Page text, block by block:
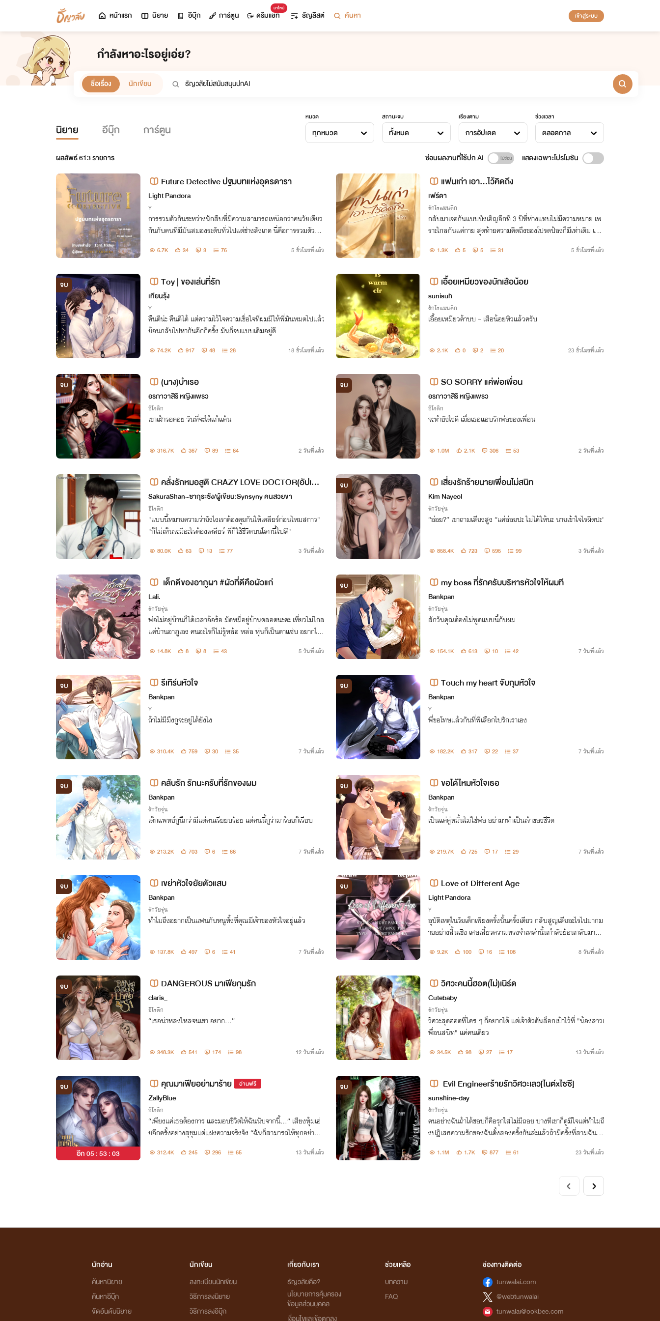
หน้าแรก นิยาย อีบุ๊ก การ์ตูน
มาใหม่
ดรีมแชท ธัญลิสต์ ค้นหา เข้าสู่ระบบ
กำลังหาอะไรอยู่เอ่ย?
ชื่อเรื่อง นักเขียน
นิยาย อีบุ๊ก การ์ตูน
หมวด
ทุกหมวด
สถานะจบ
ทั้งหมด
เรียงตาม
การอัปเดต
ช่วงเวลา
ตลอดกาล
ผลลัพธ์613รายการ ซ่อนผลงานที่ใช้ปก AI แสดงเฉพาะโปรโมชัน
Future Detective ปฐมบทแห่งอุดรดารา
Light Pandora
Y
การรวมตัวกันระหว่างนักสืบที่มีความสามารถเหนือกว่าคนวัยเดียว
กันกับคนที่มีมันสมองระดับทั่วไปแต่ช่างสังเกต นี่คือการรวมตัวกัน
6.7K 34 3 76 5 ชั่วโมงที่แล้ว
แฟนเก่า เอา...ไว้คิดถึง
เฟร์ดา
รักโรแมนติก
กลับมาเจอกันแบบบังเอิญอีกที 3 ปีที่ห่างแทบไม่มีความหมาย เพ
ราะไกลกันแค่กาย สุดท้ายความคิดถึงของโปรดป้องก็มีเท่าเดิม เพิ่ม
ไหมน่า พี่คิดถึง”
1.3K 5 5 31 5 ชั่วโมงที่แล้ว
จบ Toy | ของเล่นที่รัก
เทียนรุ้ง
Y
คืนดีน่ะ คืนดีได้ แต่ความไว้ใจความเชื่อใจที่ผมมีให้พี่มันหมดไปแล้ว
ย้อนกลับไปหากันอีกกี่ครั้ง มันก็จบแบบเดิมอยู่ดี
74.2K 917 48 28 18 ชั่วโมงที่แล้ว
เอื้อยเหมียวของบักเสือน้อย
sunisuh
รักโรแมนติก
เอื้อยเหมียวค้าบบ ~ เสือน้อยหิวแล้วครับ
2.1K 0 2 20 23 ชั่วโมงที่แล้ว
จบ (นาง)บำเรอ
อรภาวาสิริ หญิงแพรว
อีโรติก
เขาเฝ้ารอคอย วันที่จะได้แก้แค้น
316.7K 367 89 64 2 วันที่แล้ว
จบ SO SORRY แค่พ่อเพื่อน
อรภาวาสิริ หญิงแพรว
อีโรติก
จะทำยังไงดี เมื่อเธอแอบรักพ่อของเพื่อน
1.0M 2.1K 306 53 2 วันที่แล้ว
คลั่งรักหมอสูติ CRAZY LOVE DOCTOR(อัปเดต
ทุกวัน)
SakuraShan~ซากุระซัง/ผู้เขียน:Synsyny คนสวยขา
อีโรติก
"แบบนี้หมายความว่ายังไงเราต้องคุยกันให้เคลียร์ก่อนไหมสกาว"
"ก็ไม่เห็นจะมีอะไรต้องเคลียร์ พี่ก็ใช้ชีวิตบนโลกนีี้ไปสิ"
80.0K 63 13 77 3 วันที่แล้ว
จบ เสี่ยงรักร้ายนายเพื่อนไม่สนิท
Kim Nayeol
รักวัยรุ่น
“อ่อย?” เขาถามเสียงสูง “แค่อ่อยปะ ไม่ได้ให้นะ นายเข้าใจไรผิดปะ”
858.4K 723 595 99 3 วันที่แล้ว
เด็กดีของอาภูผา #ผัวที่ดีคือผัวแก่
Lali.
รักวัยรุ่น
พ่อไม่อยู่บ้านก็ได้เวลาอ้อร้อ มัดหมี่อยู่บ้านตลอดนะคะ เที่ยวไม่ไกล
แค่บ้านอาภูเอง คนอะไรก็ไม่รู้หล้อ หล่อ หุ่นก็เป็นตาแซ่บ อยากได้
14.8K 8 8 43 5 วันที่แล้ว
จบ my boss ที่รักครับบริหารหัวใจให้ผมที
Bankpan
รักวัยรุ่น
สักวันคุณต้องไม่พูดแบบนี้กับผม
154.1K 613 10 42 7 วันที่แล้ว
จบ รีเทิร์นหัวใจ
Bankpan
Y
ถ้าไม่มีมึงกูจะอยู่ได้ยังไง
310.4K 759 30 35 7 วันที่แล้ว
จบ Touch my heart จับกุมหัวใจ
Bankpan
Y
พี่ขอโทษแล้วกันที่พี่เสือกไปรักเราเอง
182.2K 317 22 37 7 วันที่แล้ว
จบ คลับรัก รักนะครับที่รักของผม
Bankpan
รักวัยรุ่น
เด็กแพทย์กูนึกว่ามีแต่คนเรียยบร้อย แต่คนนี้กูว่ามาร้อยก็เรียบ
213.2K 703 6 66 7 วันที่แล้ว
จบ ขอได้ไหมหัวใจเธอ
Bankpan
รักวัยรุ่น
เป็นแค่คู่หมั้นไม่ใช่พ่อ อย่ามาทำเป็นเจ้าของชีวิต
219.7K 725 17 29 7 วันที่แล้ว
จบ เขย่าหัวใจยัยตัวแสบ
Bankpan
รักวัยรุ่น
ทำไมถึงอยากเป็นแฟนกับหนูทั้งที่คุณมีเจ้าของหัวใจอยู่แล้ว
137.8K 497 6 41 7 วันที่แล้ว
จบ Love of Different Age
Light Pandora
Y
อุบัติเหตุในวัยเด็กเพียงครั้งนั้นครั้งเดียว กลับสูญเสียอะไรไปมากม
ายอย่างสิ้นเชิง เศษเสี้ยวความทรงจำเหล่านั้นกำลังย้อนกลับมาวัน
9.2K 100 16 108 8 วันที่แล้ว
จบ DANGEROUS มาเฟียกุมรัก
claris_
อีโรติก
“เธอน่าหลงใหลจนเขา อยาก…”
348.3K 541 174 98 12 วันที่แล้ว
วิศวะคนนี้ฮอต(ไม่)เนิร์ด
Cutebaby
รักวัยรุ่น
วิศวะสุดฮอตที่ใคร ๆ ก็อยากได้ แต่เจ้าตัวดันล็อกเป้าไว้ที่ "น้องสาวเ
พื่อนสนิท" แค่คนเดียว
34.5K 98 27 17 13 วันที่แล้ว
จบ
อีก05 : 53 : 02
คุณมาเฟียอย่ามาร้าย อ่านฟรี
ZallyBlue
อีโรติก
“เพียงแค่เธอต้องการ และมอบชีวิตให้ฉันนับจากนี้…” เสียงทุ้มเอ่
ยอีกครั้งอย่างสุขุมแต่แฝงความจริงจัง “ฉันก็สามารถให้ทุกอย่างกั
312.4K 245 296 65 13 วันที่แล้ว
จบ Evil Engineerร้ายรักวิศวะเลว[ไนต์xไซซี]
sunshine-day
รักวัยรุ่น
คนอย่างฉันถ้าได้ชอบก็คือรุกใส่ไม่มีถอย บางทีเขาก็ดูมีใจแต่ทำไมถึ
งปฏิเสธความรักของฉันตั้งสองครั้งกันล่ะแล้วถ้ามีครั้งที่สามฉันคว
1.1M 1.7K 877 61 23 วันที่แล้ว
นักอ่าน
ค้นหานิยาย
ค้นหาอีบุ๊ก
จัดอันดับนิยาย
นักเขียน
ลงทะเบียนนักเขียน
วิธีการลงนิยาย
วิธีการลงอีบุ๊ก
เกี่ยวกับเรา
ธัญวลัยคือ?
นโยบายการคุ้มครอง
ข้อมูลส่วนบุคคล
ช่วยเหลือ
บทความ
FAQ
ช่องทางติดต่อ
tunwalai.com
@webtunwalai
tunwalai@ookbee.com